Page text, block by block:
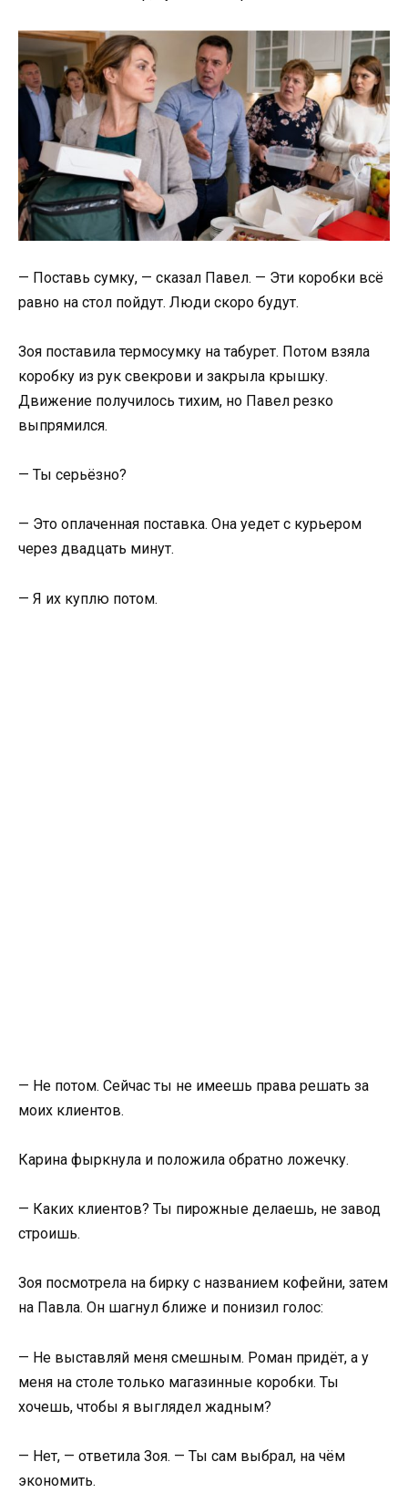
— Поставь сумку, — сказал Павел. — Эти коробки всё
равно на стол пойдут. Люди скоро будут.
Зоя поставила термосумку на табурет. Потом взяла
коробку из рук свекрови и закрыла крышку.
Движение получилось тихим, но Павел резко
выпрямился.
— Ты серьёзно?
— Это оплаченная поставка. Она уедет с курьером
через двадцать минут.
— Я их куплю потом.
— Не потом. Сейчас ты не имеешь права решать за
моих клиентов.
Карина фыркнула и положила обратно ложечку.
— Каких клиентов? Ты пирожные делаешь, не завод
строишь.
Зоя посмотрела на бирку с названием кофейни, затем
на Павла. Он шагнул ближе и понизил голос:
— Не выставляй меня смешным. Роман придёт, а у
меня на столе только магазинные коробки. Ты
хочешь, чтобы я выглядел жадным?
— Нет, — ответила Зоя. — Ты сам выбрал, на чём
экономить.